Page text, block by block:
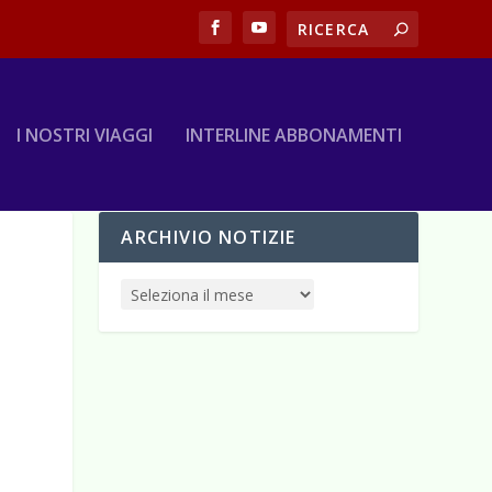
I NOSTRI VIAGGI INTERLINE ABBONAMENTI
ARCHIVIO NOTIZIE